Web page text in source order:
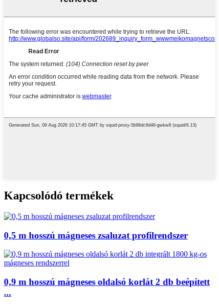
Kapcsolódó termékek
0,5 m hosszú mágneses zsaluzat profilrendszer
0,9 m hosszú mágneses oldalsó korlát 2 db beépített
...